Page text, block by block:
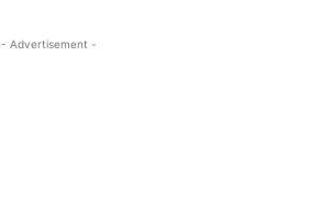
- Advertisement -